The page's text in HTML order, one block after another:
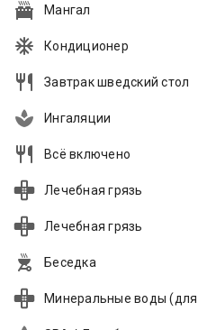
Мангал
Кондиционер
Завтрак шведский стол
Ингаляции
Всё включено
Лечебная грязь
Лечебная грязь
Беседка
Минеральные воды